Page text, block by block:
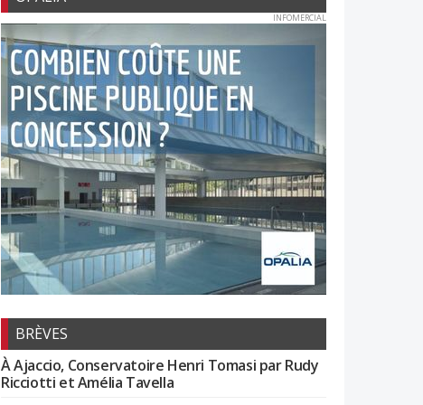
INFOMERCIAL
BRÈVES
À Ajaccio, Conservatoire Henri Tomasi par Rudy
Ricciotti et Amélia Tavella